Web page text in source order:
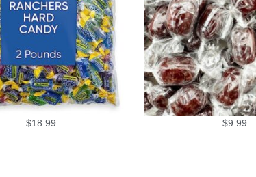
$18.99 $9.99